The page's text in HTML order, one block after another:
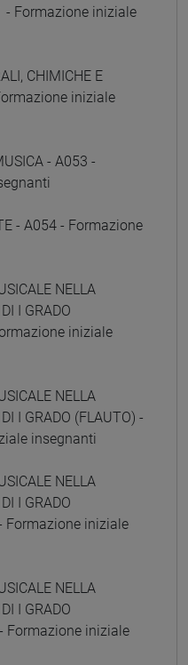
- Formazione iniziale
CHIMICHE E
iniziale
- A053 -
- A054 - Formazione
NELLA
I GRADO
iniziale
NELLA
I GRADO (FLAUTO) -
insegnanti
NELLA
I GRADO
Formazione iniziale
NELLA
I GRADO
Formazione iniziale